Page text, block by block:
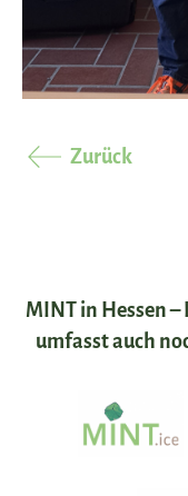
Zurück
MINT in Hessen
umfasst auch